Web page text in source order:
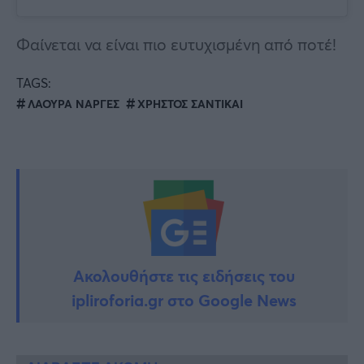
Φαίνεται να είναι πιο ευτυχισμένη από ποτέ!
TAGS:
ΛΑΟΥΡΑ ΝΑΡΓΕΣ ΧΡΗΣΤΟΣ ΣΑΝΤΙΚΑΙ
Ακολουθήστε τις ειδήσεις του
ipliroforia.gr στο Google News